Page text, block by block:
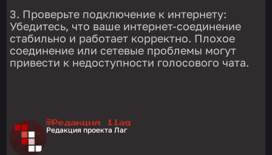
Проверьте подключение к интернету:
Убедитесь, что ваше интернет-соединение
стабильно и работает корректно. Плохое
соединение или сетевые проблемы могут
привести к недоступности голосового чата.
@Редакция 1lag
Редакция проекта Лаг